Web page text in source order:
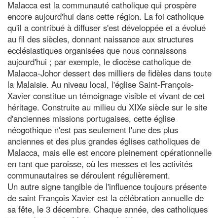
Malacca est la communauté catholique qui prospère
encore aujourd'hui dans cette région. La foi catholique
qu'il a contribué à diffuser s'est développée et a évolué
au fil des siècles, donnant naissance aux structures
ecclésiastiques organisées que nous connaissons
aujourd'hui ; par exemple, le diocèse catholique de
Malacca-Johor dessert des milliers de fidèles dans toute
la Malaisie. Au niveau local, l'église Saint-François-
Xavier constitue un témoignage visible et vivant de cet
héritage. Construite au milieu du XIXe siècle sur le site
d'anciennes missions portugaises, cette église
néogothique n'est pas seulement l'une des plus
anciennes et des plus grandes églises catholiques de
Malacca, mais elle est encore pleinement opérationnelle
en tant que paroisse, où les messes et les activités
communautaires se déroulent régulièrement.
Un autre signe tangible de l'influence toujours présente
de saint François Xavier est la célébration annuelle de
sa fête, le 3 décembre. Chaque année, des catholiques